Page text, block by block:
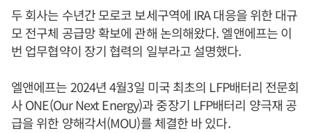
두 회사는 수년간 모로코 보세구역에 IRA 대응을 위한 대규
모 전구체 공급망 확보에 관해 논의해왔다. 엘앤에프는 이
번 업무협약이 장기 협력의 일부라고 설명했다.
엘앤에프는 2024년 4월3일 미국 최초의 LFP배터리 전문회
사 ONE(Our Next Energy)과 중장기 LFP배터리 양극재 공
급을 위한 양해각서(MOU)를 체결한 바 있다.